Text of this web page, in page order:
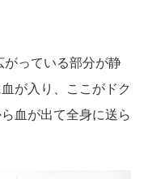
っている部分が静
が入り、ここがドク
血が出て全身に送ら